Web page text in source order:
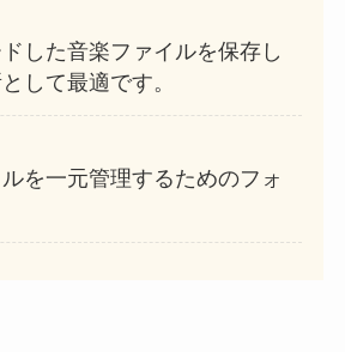
した音楽ファイルを保存し
して最適です。
を一元管理するためのフォ